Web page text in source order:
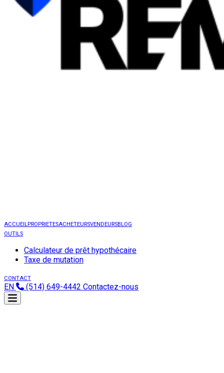
ACCUEILPROPRIETESACHETEURSVENDEURSBLOG
OUTILS
Calculateur de prêt hypothécaire
Taxe de mutation
CONTACT
EN (514) 649-4442 Contactez-nous